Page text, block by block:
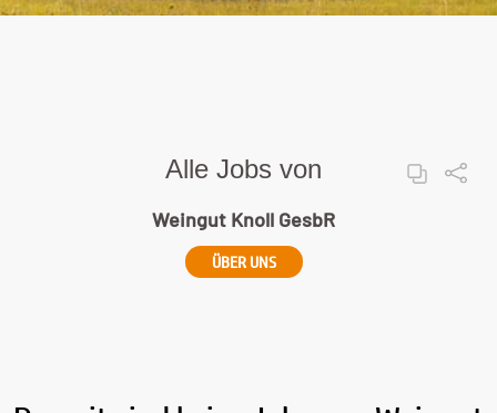
Alle Jobs von
Weingut Knoll GesbR
ÜBER UNS